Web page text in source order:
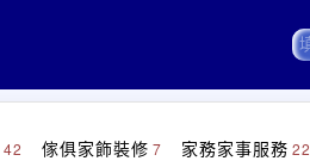
42 傢俱家飾裝修 7 家務家事服務 22